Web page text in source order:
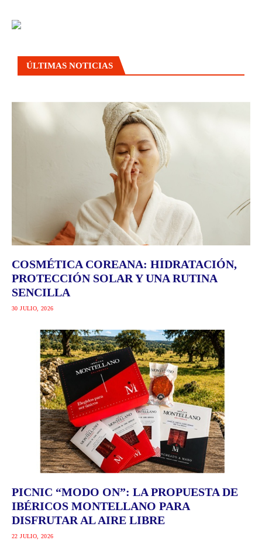
ÚLTIMAS NOTICIAS
COSMÉTICA COREANA: HIDRATACIÓN,
PROTECCIÓN SOLAR Y UNA RUTINA
SENCILLA
30 JULIO, 2026
PICNIC “MODO ON”: LA PROPUESTA DE
IBÉRICOS MONTELLANO PARA
DISFRUTAR AL AIRE LIBRE
22 JULIO, 2026